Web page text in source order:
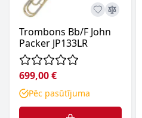
Trombons Bb/F John
Packer JP133LR
699,00 €
Pēc pasūtījuma